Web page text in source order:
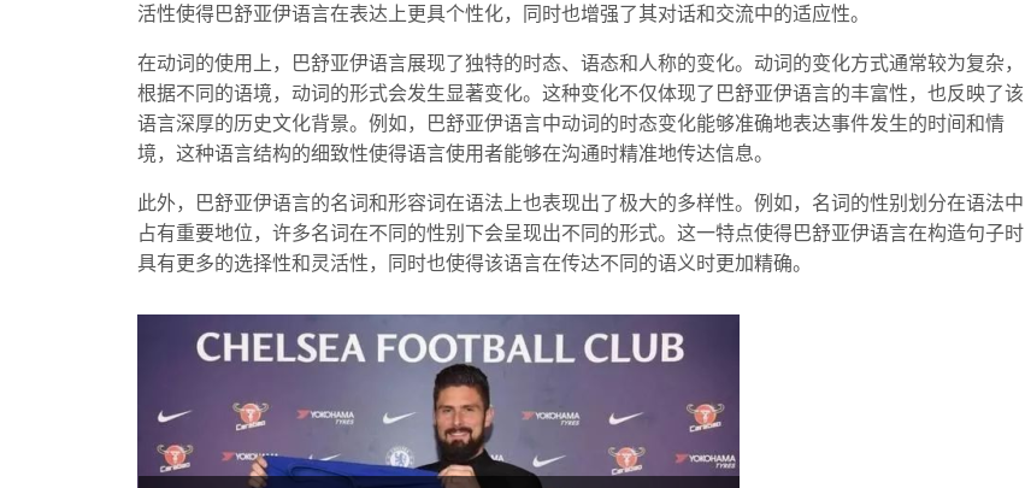
活性使得巴舒亚伊语言在表达上更具个性化，同时也增强了其对话和交流中的适应性。
在动词的使用上，巴舒亚伊语言展现了独特的时态、语态和人称的变化。动词的变化方式通常较为复杂，
根据不同的语境，动词的形式会发生显著变化。这种变化不仅体现了巴舒亚伊语言的丰富性，也反映了该
语言深厚的历史文化背景。例如，巴舒亚伊语言中动词的时态变化能够准确地表达事件发生的时间和情
境，这种语言结构的细致性使得语言使用者能够在沟通时精准地传达信息。
此外，巴舒亚伊语言的名词和形容词在语法上也表现出了极大的多样性。例如，名词的性别划分在语法中
占有重要地位，许多名词在不同的性别下会呈现出不同的形式。这一特点使得巴舒亚伊语言在构造句子时
具有更多的选择性和灵活性，同时也使得该语言在传达不同的语义时更加精确。